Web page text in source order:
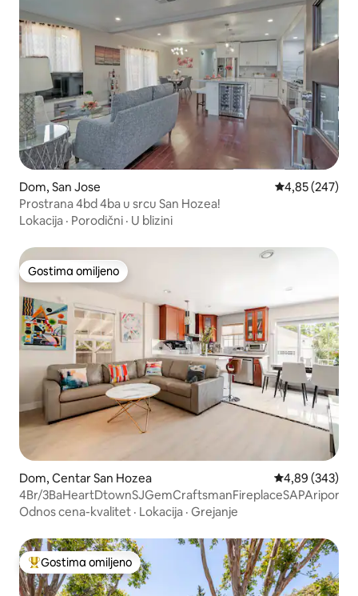
Dom, San Jose Prosečna
4,85 (247)
Prostrana 4bd 4ba u srcu San Hozea!
Lokacija · Porodični · U blizini
Gostima omiljeno
Gostima omiljeno
Dom, Centar San Hozea Prosečna
4,89 (343)
4Br/3BaHeartDtownSJGemCraftsmanFireplaceSAPAriport
Odnos cena-kvalitet · Lokacija · Grejanje
Najuspešniji među gostima omiljenim
Gostima omiljeno